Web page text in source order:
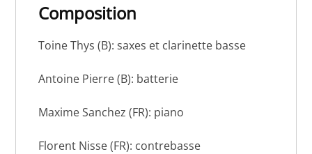
Composition
Toine Thys (B): saxes et clarinette basse
Antoine Pierre (B): batterie
Maxime Sanchez (FR): piano
Florent Nisse (FR): contrebasse